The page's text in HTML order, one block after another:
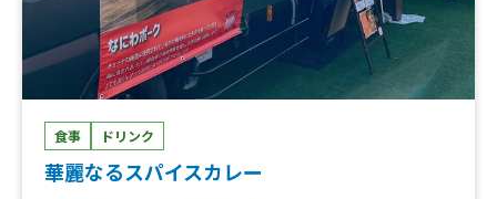
食事 ドリンク
華麗なるスパイスカレー